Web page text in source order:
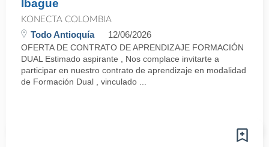
Ibague
KONECTA COLOMBIA
Todo Antioquía 12/06/2026
OFERTA DE CONTRATO DE APRENDIZAJE FORMACIÓN
DUAL Estimado aspirante , Nos complace invitarte a
participar en nuestro contrato de aprendizaje en modalidad
de Formación Dual , vinculado ...